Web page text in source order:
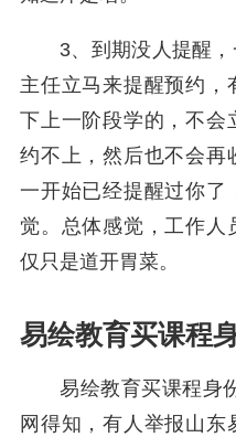
3、到期没人提醒
主任立马来提醒预约，
下上一阶段学的，不会
约不上，然后也不会再
一开始已经提醒过你了
觉。总体感觉，工作人
仅只是道开胃菜。
易绘教育买课程
易绘教育买课程身
网得知，有人举报山东